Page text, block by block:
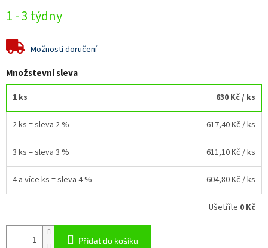
cena:
1 - 3 týdny
Možnosti doručení
Množstevní sleva
1 ks 630 Kč/ ks
2 ks = sleva 2 % 617,40 Kč / ks
3 ks = sleva 3 % 611,10 Kč / ks
4 a více ks = sleva 4 % 604,80 Kč / ks
Ušetříte 0 Kč
Přidat do košíku